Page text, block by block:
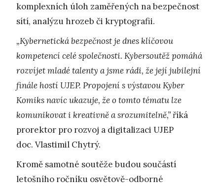
komplexních úloh zaměřených na bezpečnost
sítí, analýzu hrozeb či kryptografii.
„Kybernetická bezpečnost je dnes klíčovou
kompetencí celé společnosti. Kybersoutěž pomáhá
rozvíjet mladé talenty a jsme rádi, že její jubilejní
finále hostí UJEP. Propojení s výstavou Kyber
Komiks navíc ukazuje, že o tomto tématu lze
komunikovat i kreativně a srozumitelně,”říká
prorektor pro rozvoj a digitalizaci UJEP
doc. Vlastimil Chytrý.
Kromě samotné soutěže budou součástí
letošního ročníku osvětově-odborné